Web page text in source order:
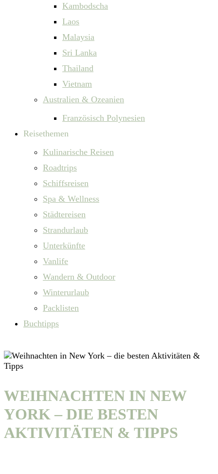
Kambodscha
Laos
Malaysia
Sri Lanka
Thailand
Vietnam
Australien & Ozeanien
Französisch Polynesien
Reisethemen
Kulinarische Reisen
Roadtrips
Schiffsreisen
Spa & Wellness
Städtereisen
Strandurlaub
Unterkünfte
Vanlife
Wandern & Outdoor
Winterurlaub
Packlisten
Buchtipps
WEIHNACHTEN IN NEW
YORK – DIE BESTEN
AKTIVITÄTEN & TIPPS